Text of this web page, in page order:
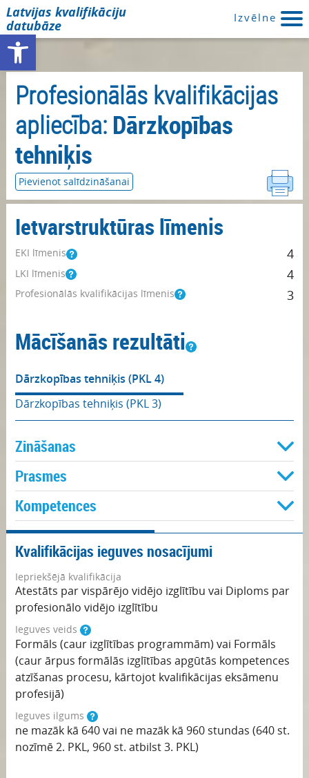
Open toolbar
Latvijas kvalifikāciju
datubāze
Izvēlne
Profesionālās kvalifikācijas
apliecība: Dārzkopības
tehniķis
Pievienot salīdzināšanai
Ietvarstruktūras līmenis
EKI līmenis 4
LKI līmenis 4
Profesionālās kvalifikācijas līmenis 3
Mācīšanās rezultāti
Dārzkopības tehniķis (PKL 4)
Dārzkopības tehniķis (PKL 3)
Zināšanas
Prasmes
Kompetences
Kvalifikācijas ieguves nosacījumi
Iepriekšējā kvalifikācija
Atestāts par vispārējo vidējo izglītību vai Diploms par
profesionālo vidējo izglītību
Ieguves veids
Formāls (caur izglītības programmām) vai Formāls
(caur ārpus formālās izglītības apgūtās kompetences
atzīšanas procesu, kārtojot kvalifikācijas eksāmenu
profesijā)
Ieguves ilgums
ne mazāk kā 640 vai ne mazāk kā 960 stundas (640 st.
nozīmē 2. PKL, 960 st. atbilst 3. PKL)